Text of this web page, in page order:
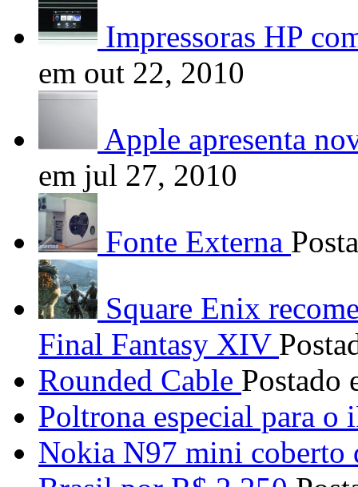
Impressoras HP
em out 22, 2010
Apple apresenta
em jul 27, 2010
Fonte Externa
Square Enix
Final Fantasy XIV
Rounded Cable Postado
Poltrona especial para o
Nokia N97 mini coberto